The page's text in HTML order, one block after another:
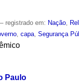
registrado em: Nação
,capa ,Segurança
Paulo